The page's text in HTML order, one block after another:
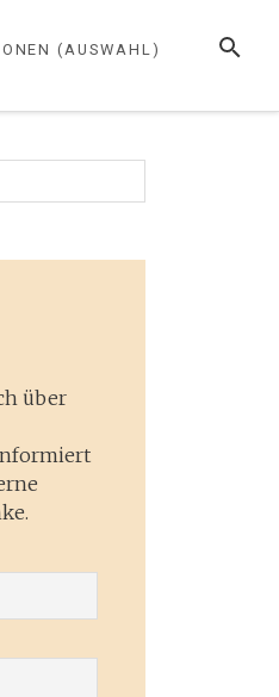
SUCHE
(AUSWAHL)
über